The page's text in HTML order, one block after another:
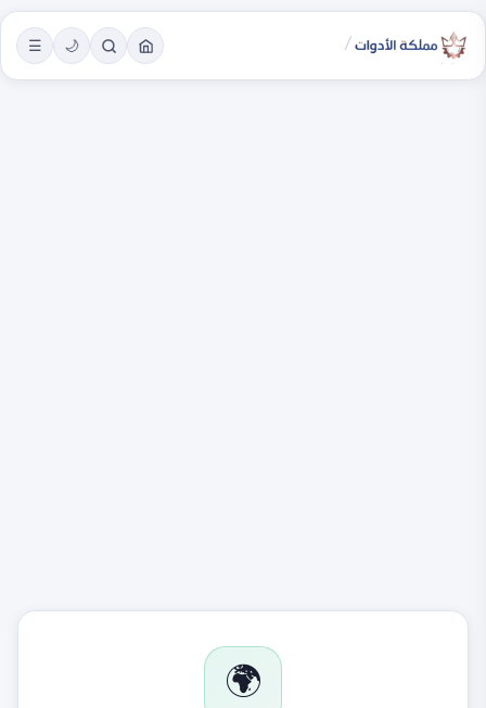
/
🌙
☰
🌍